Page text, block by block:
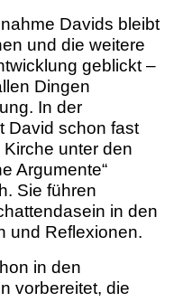
Davids bleibt
und die weitere
geblickt –
Dingen
In der
David schon fast
unter den
Argumente“
Sie führen
in den
und Reflexionen.
in den
vorbereitet, die